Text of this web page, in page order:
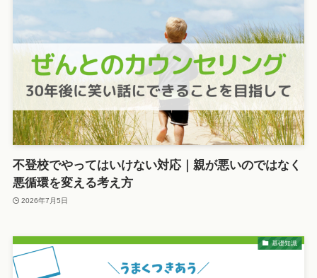
不登校でやってはいけない対応｜親が悪いのではなく
悪循環を変える考え方
2026年7月5日
基礎知識